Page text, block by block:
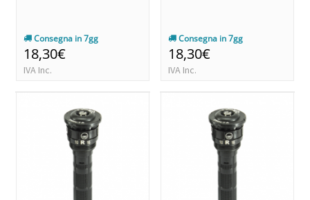
Consegna in 7gg
18,30€
IVA Inc.
Consegna in 7gg
18,30€
IVA Inc.